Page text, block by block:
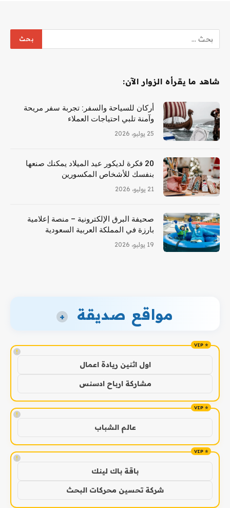
شاهد ما يقرأه الزوار الآن:
أركان للسياحة والسفر: تجربة سفر مريحة
وآمنة تلبي احتياجات العملاء
25 يوليو، 2026
20 فكرة لديكور عيد الميلاد يمكنك صنعها
بنفسك للأشخاص المكسورين
21 يوليو، 2026
صحيفة البرق الإلكترونية – منصة إعلامية
بارزة في المملكة العربية السعودية
19 يوليو، 2026
مواقع صديقة +
!
اول اثنين ريادة اعمال
مشاركة ارباح ادسنس
!
عالم الشباب
!
باقة باك لينك
شركة تحسين محركات البحث